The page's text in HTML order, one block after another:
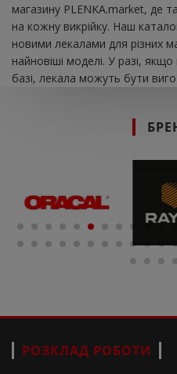
магазину PLENKA.market, де
на кожну викрійку. Наш
новими лекалами для різних
найновіші моделі. У разі,
базі, лекала можуть бути
РОЗКЛАД РОБОТИ